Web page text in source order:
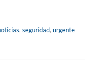
, seguridad, urgente